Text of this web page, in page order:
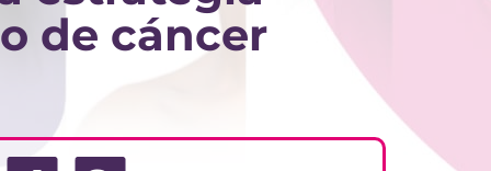
de cáncer